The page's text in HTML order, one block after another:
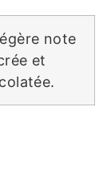
note
et